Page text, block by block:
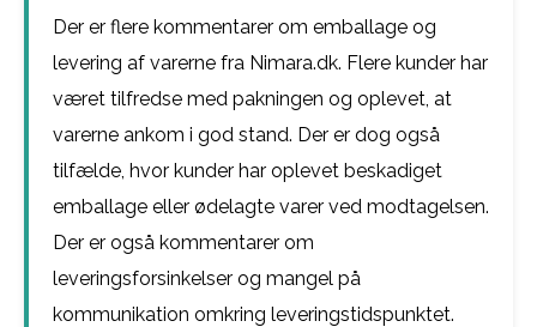
Der er flere kommentarer om emballage og
levering af varerne fra Nimara.dk. Flere kunder har
været tilfredse med pakningen og oplevet, at
varerne ankom i god stand. Der er dog også
tilfælde, hvor kunder har oplevet beskadiget
emballage eller ødelagte varer ved modtagelsen.
Der er også kommentarer om
leveringsforsinkelser og mangel på
kommunikation omkring leveringstidspunktet.